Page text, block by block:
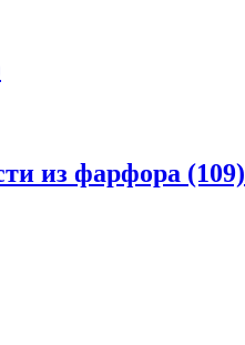
из фарфора (109)